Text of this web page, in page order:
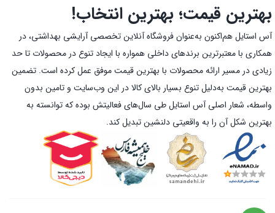
بهترین قیمت؛ بهترین انتخاب!
آس استایل هم‌اکنون به‌عنوان فروشگاه آنلاین تخصصی آرایشی بهداشتی، در
همکاری با معتبرترین برندهای داخلی همواره با ایجاد تنوع در محصولات تا حد
زیادی در مسیر ارائه محصولات با بهترین قیمت موفق عمل کرده است. تضمین
بهترین قیمت به‌دلیل تنوع بسیار بالای کالا در این وب‌سایت و تامین بدون
واسطه، شعار اصلی آس استایل طی سال‌های فعالیتش بوده که توانسته به
بهترین شکل آن را به واقعیتی دلنشین تبدیل کند.